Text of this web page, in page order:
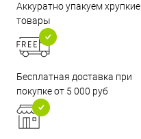
Аккуратно упакуем хрупкие
товары
Бесплатная доставка при
покупке от 5 000 руб